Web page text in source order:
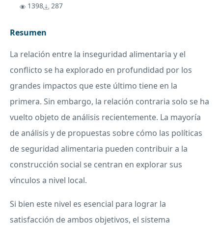
1398 287
Resumen
La relación entre la inseguridad alimentaria y el
conflicto se ha explorado en profundidad por los
grandes impactos que este último tiene en la
primera. Sin embargo, la relación contraria solo se ha
vuelto objeto de análisis recientemente. La mayoría
de análisis y de propuestas sobre cómo las políticas
de seguridad alimentaria pueden contribuir a la
construcción social se centran en explorar sus
vínculos a nivel local.
Si bien este nivel es esencial para lograr la
satisfacción de ambos objetivos, el sistema